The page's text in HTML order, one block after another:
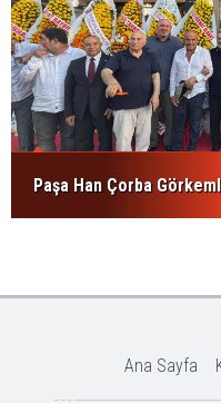
Paşa Han Çorba
Ana Sayfa